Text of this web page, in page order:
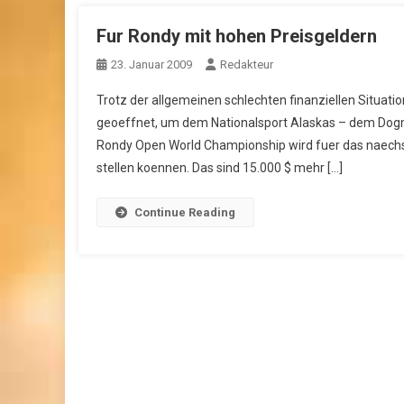
Fur Rondy mit hohen Preisgeldern
23. Januar 2009 Redakteur
Trotz der allgemeinen schlechten finanziellen
geoeffnet, um dem Nationalsport Alaskas – dem
Rondy Open World Championship wird fuer das
stellen koennen. Das sind 15.000 $ mehr […]
Continue Reading